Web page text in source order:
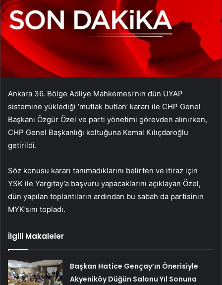
Ankara 36. Bölge Adliye Mahkemesi’nin dün UYAP
sistemine yüklediği ‘mutlak butlan’ kararı ile CHP Genel
Başkanı Özgür Özel ve parti yönetimi görevden alınırken,
CHP Genel Başkanlığı koltuğuna Kemal Kılıçdaroğlu
getirildi.
Söz konusu kararı tanımadıklarını belirten ve itiraz için
YSK ile Yargıtay’a başvuru yapacaklarını açıklayan Özel,
dün yapılan toplantıların ardından bu sabah da partisinin
MYK’sını topladı.
İlgili Makaleler
Başkan Hatice Gençay’ın Önerisiyle
Akyeniköy Düğün Salonu Yıl Sonuna